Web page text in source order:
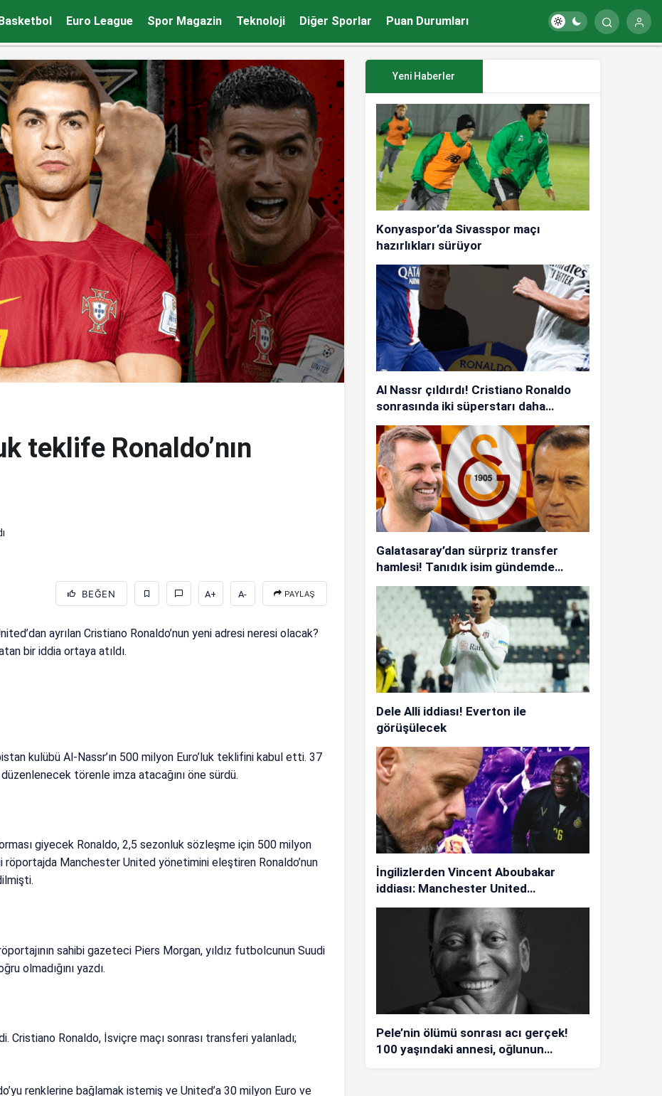
Euro League Spor Magazin Teknoloji Diğer Sporlar Puan Durumları
teklife Ronaldo’nın
BEĞEN A+ A- PAYLAŞ
ayrılan Cristiano Ronaldo’nun yeni adresi neresi olacak?
bir iddia ortaya atıldı.
kulübü Al-Nassr’ın 500 milyon Euro’luk teklifini kabul etti. 37
törenle imza atacağını öne sürdü.
giyecek Ronaldo, 2,5 sezonluk sözleşme için 500 milyon
röportajda Manchester United yönetimini eleştiren Ronaldo’nun
sahibi gazeteci Piers Morgan, yıldız futbolcunun Suudi
olmadığını yazdı.
Cristiano Ronaldo, İsviçre maçı sonrası transferi yalanladı;
renklerine bağlamak istemiş ve United’a 30 milyon Euro ve
Yeni Haberler
Konyaspor’da Sivasspor maçı
hazırlıkları sürüyor
Al Nassr çıldırdı! Cristiano Ronaldo
sonrasında iki süperstarı daha
istiyorlar…
Galatasaray’dan sürpriz transfer
hamlesi! Tanıdık isim gündemde…
Dele Alli iddiası! Everton ile
görüşülecek
İngilizlerden Vincent Aboubakar
iddiası: Manchester United…
Pele’nin ölümü sonrası acı gerçek!
100 yaşındaki annesi, oğlunun